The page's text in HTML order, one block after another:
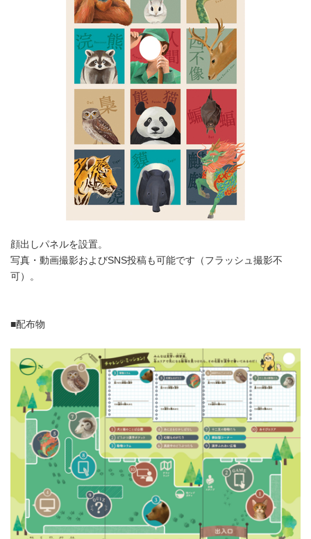
顔出しパネルを設置。
写真・動画撮影およびSNS投稿も可能です（フラッシュ撮影不
可）。
■配布物
Japanese
English